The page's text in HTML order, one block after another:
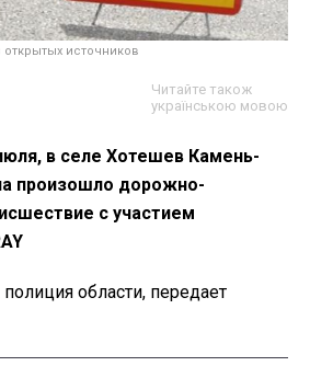
источников
Читайте також
українською мовою
в селе Хотешев Камень-
произошло дорожно-
с участием
полиция области, передает